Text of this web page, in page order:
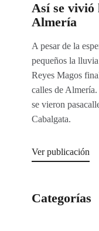
Así se vivió
Almería
A pesar de la
pequeños la
Reyes Magos
calles de Almería.
se vieron
Cabalgata.
Ver publicación
Categorías